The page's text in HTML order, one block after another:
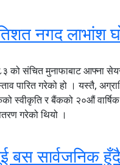
नगद लाभांश
को संचित मुनाफाबाट आफ्ना
पारित गरेको हो । यस्तै,
स्वीकृति र बैंकको २०औं
गरेको थियो ।
बस सार्वजनिक हुँदै